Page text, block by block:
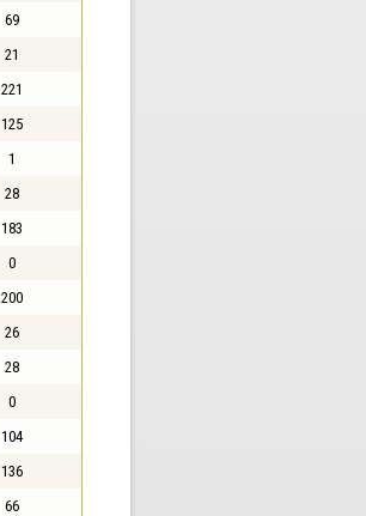
69
21
221
125
1
28
183
0
200
26
28
0
104
136
66